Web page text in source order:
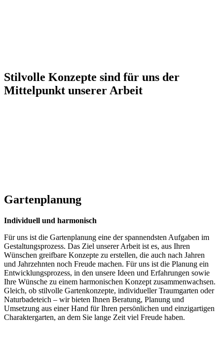
Stilvolle Konzepte sind für uns der
Mittelpunkt unserer Arbeit
Gartenplanung
Individuell und harmonisch
Für uns ist die Gartenplanung eine der spannendsten Aufgaben im
Gestaltungsprozess. Das Ziel unserer Arbeit ist es, aus Ihren
Wünschen greifbare Konzepte zu erstellen, die auch nach Jahren
und Jahrzehnten noch Freude machen. Für uns ist die Planung ein
Entwicklungsprozess, in den unsere Ideen und Erfahrungen sowie
Ihre Wünsche zu einem harmonischen Konzept zusammenwachsen.
Gleich, ob stilvolle Gartenkonzepte, individueller Traumgarten oder
Naturbadeteich – wir bieten Ihnen Beratung, Planung und
Umsetzung aus einer Hand für Ihren persönlichen und einzigartigen
Charaktergarten, an dem Sie lange Zeit viel Freude haben.